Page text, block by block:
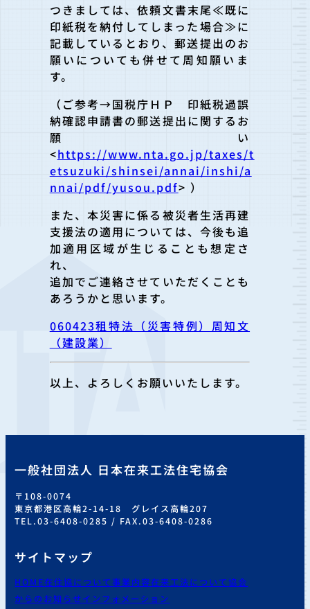
つきましては、依頼文書末尾≪既に
印紙税を納付してしまった場合≫に
記載しているとおり、郵送提出のお
願いについても併せて周知願いま
す。
（ご参考→国税庁ＨＰ 印紙税過誤
納確認申請書の郵送提出に関するお
願い
<https://www.nta.go.jp/taxes/t
etsuzuki/shinsei/annai/inshi/a
nnai/pdf/yusou.pdf> ）
また、本災害に係る被災者生活再建
支援法の適用については、今後も追
加適用区域が生じることも想定さ
れ、
追加でご連絡させていただくことも
あろうかと思います。
060423租特法（災害特例）周知文
（建設業）
以上、よろしくお願いいたします。
一般社団法人 日本在来工法住宅協会
〒108-0074
東京都港区高輪2-14-18 グレイス高輪207
TEL.03-6408-0285 / FAX.03-6408-0286
サイトマップ
HOME在住協について事業内容在来工法について協会
からのお知らせインフォメーション